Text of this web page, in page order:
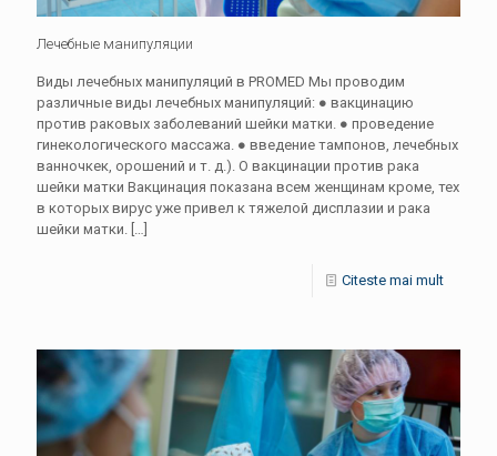
Лечебные манипуляции
Виды лечебных манипуляций в PROMED Мы проводим
различные виды лечебных манипуляций: ● вакцинацию
против раковых заболеваний шейки матки. ● проведение
гинекологического массажа. ● введение тампонов, лечебных
ванночкек, орошений и т. д.). О вакцинации против рака
шейки матки Вакцинация показана всем женщинам кроме, тех
в которых вирус уже привел к тяжелой дисплазии и рака
шейки матки. […]
Citeste mai mult